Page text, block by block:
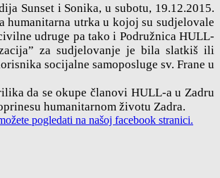
Sunset i Sonika, u subotu, 19.12.2015.
humanitarna utrka u kojoj su sudjelovale
udruge pa tako i Podružnica HULL-
za sudjelovanje je bila slatkiš ili
socijalne samoposluge sv. Frane u
da se okupe članovi HULL-a u Zadru
humanitarnom životu Zadra.
pogledati na našoj facebook stranici.